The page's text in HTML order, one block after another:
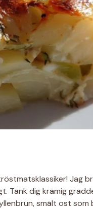
Jag
Tänk dig krämig
smält ost som